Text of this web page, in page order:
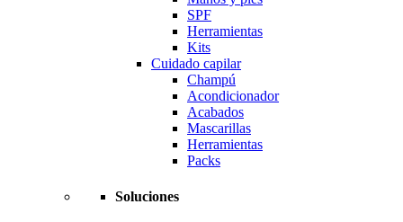
SPF
Herramientas
Kits
Cuidado capilar
Champú
Acondicionador
Acabados
Mascarillas
Herramientas
Packs
Soluciones